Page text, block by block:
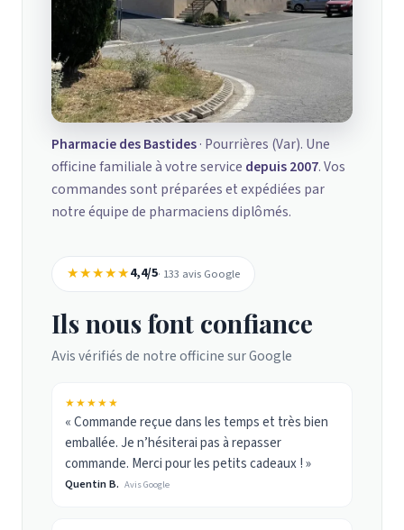
Pharmacie des Bastides· Pourrières (Var). Une
officine familiale à votre service depuis 2007. Vos
commandes sont préparées et expédiées par
notre équipe de pharmaciens diplômés.
★★★★★4,4/5· 133 avis Google
Ils nous font confiance
Avis vérifiés de notre officine sur Google
★★★★★
« Commande reçue dans les temps et très bien
emballée. Je n’hésiterai pas à repasser
commande. Merci pour les petits cadeaux ! »
Quentin B. Avis Google